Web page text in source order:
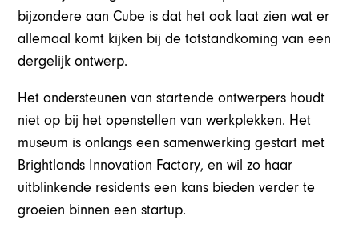
bijzondere aan Cube is dat het ook laat zien wat er
allemaal komt kijken bij de totstandkoming van een
dergelijk ontwerp.
Het ondersteunen van startende ontwerpers houdt
niet op bij het openstellen van werkplekken. Het
museum is onlangs een samenwerking gestart met
Brightlands Innovation Factory, en wil zo haar
uitblinkende residents een kans bieden verder te
groeien binnen een startup.